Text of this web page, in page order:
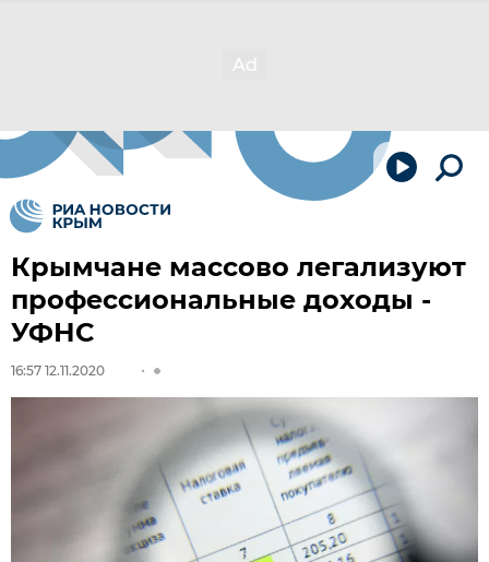
Крымчане массово легализуют
профессиональные доходы -
УФНС
16:57 12.11.2020